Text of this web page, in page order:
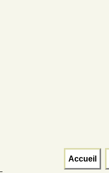
Accueil